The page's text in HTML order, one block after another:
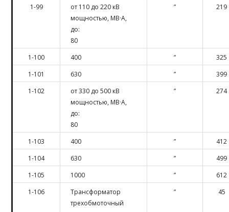
1-99
от 110 до 220 кВ
мощностью, МВ·А,
до:
80
” 219
1-100 400 ”
325
1-101
630 ”
399
1-102
от 330 до 500 кВ
мощностью, МВ·А,
до:
80
” 274
1-103 400 ”
412
1-104
630 ”
499
1-105
1000 ”
612
1-106
Трансформатор
трехобмоточный
” 45